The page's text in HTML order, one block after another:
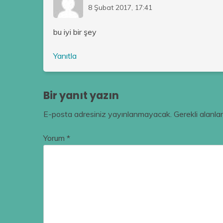
8 Şubat 2017, 17:41
bu iyi bir şey
Yanıtla
Bir yanıt yazın
E-posta adresiniz yayınlanmayacak. Gerekli alanlar
Yorum *